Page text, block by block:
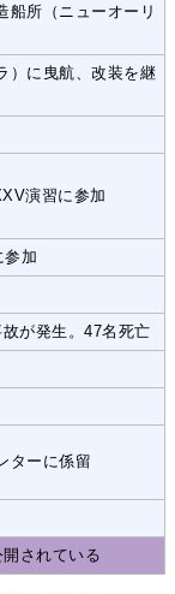
船所（ニューオーリ
）に曳航、改装を継
演習に参加
参加
が発生。47名死亡
ターに係留
されている